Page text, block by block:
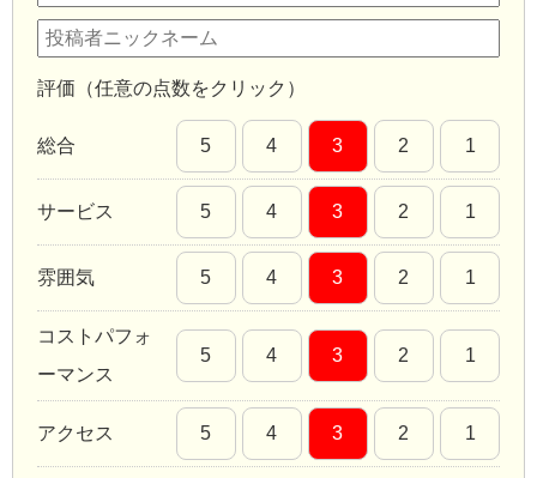
評価（任意の点数をクリック）
総合 5 4 3 2 1
サービス 5 4 3 2 1
雰囲気 5 4 3 2 1
コストパフォ
ーマンス
5 4 3 2 1
アクセス 5 4 3 2 1